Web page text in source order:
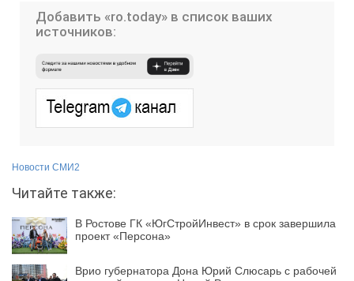
Добавить «ro.today» в список ваших
источников:
Новости СМИ2
Читайте также:
В Ростове ГК «ЮгСтройИнвест» в срок завершила
проект «Персона»
Врио губернатора Дона Юрий Слюсарь с рабочей